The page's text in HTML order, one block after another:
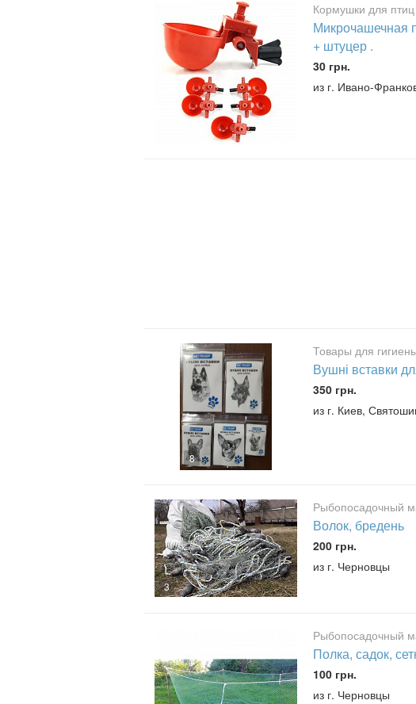
Кормушки для птиц
Микрочашечная
+ штуцер .
30 грн.
из г. Ивано-
8
Товары для
Вушні вставки
350 грн.
из г. Киев,
3
Рыбопосадочный
Волок, бредень
200 грн.
из г. Черновцы
Рыбопосадочный
Полка, садок,
100 грн.
из г. Черновцы